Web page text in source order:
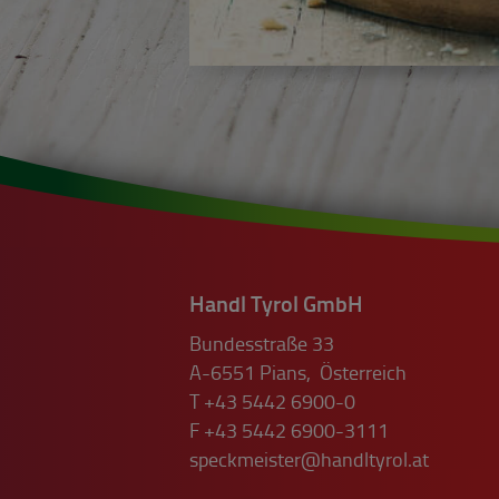
Handl Tyrol GmbH
Bundesstraße 33
A-6551 Pians, Österreich
T +43 5442 6900-0
F +43 5442 6900-3111
speckmeister@handltyrol.at